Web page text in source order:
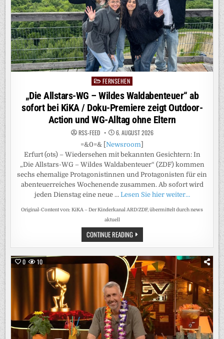
PostedFERNSEHEN
„Die Allstars-WG – Wildes Waldabenteuer“ ab
sofort bei KiKA / Doku-Premiere zeigt Outdoor-
Action und WG-Alltag ohne Eltern
RSS-FEED 6. AUGUST 2026
=&0=& [ Newsroom
Erfurt (ots) – Wiedersehen mit bekannten Gesichtern: In
„Die Allstars-WG – Wildes Waldabenteuer“ (ZDF) kommen
sechs ehemalige Protagonistinnen und Protagonisten für ein
abenteuerreiches Wochenende zusammen. Ab sofort wird
jeden Dienstag eine neue … Lesen Sie hier weiter…
Original-Content von: KiKA – Der Kinderkanal ARD/ZDF, übermittelt durch news
aktuell
CONTINUE READING„DIE
ALLSTARS-
WG
–
WILDES
WALDABENTEUER“
AB
SOFORT
BEI
KIKA
/
DOKU-
PREMIERE
ZEIGT
OUTDOOR-
ACTION
0 10